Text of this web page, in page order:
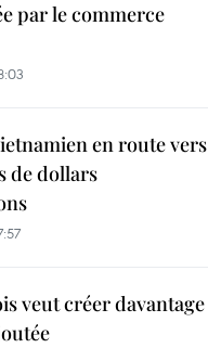
par le commerce
en route vers
de dollars
veut créer davantage